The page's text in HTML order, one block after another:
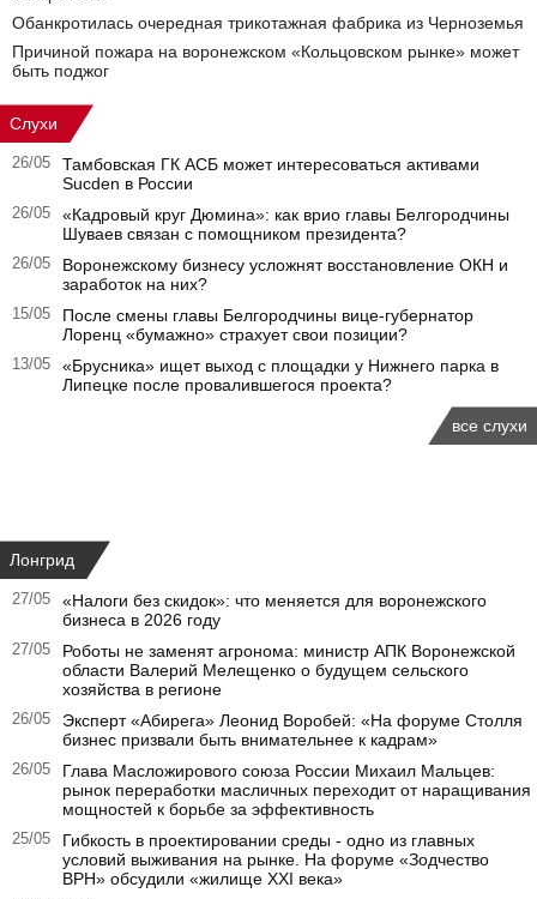
Обанкротилась очередная трикотажная фабрика из Черноземья
Причиной пожара на воронежском «Кольцовском рынке» может
быть поджог
Слухи
26/05
Тамбовская ГК АСБ может интересоваться активами
Sucden в России
26/05
«Кадровый круг Дюмина»: как врио главы Белгородчины
Шуваев связан с помощником президента?
26/05
Воронежскому бизнесу усложнят восстановление ОКН и
заработок на них?
15/05
После смены главы Белгородчины вице-губернатор
Лоренц «бумажно» страхует свои позиции?
13/05
«Брусника» ищет выход с площадки у Нижнего парка в
Липецке после провалившегося проекта?
все слухи
Лонгрид
27/05
«Налоги без скидок»: что меняется для воронежского
бизнеса в 2026 году
27/05
Роботы не заменят агронома: министр АПК Воронежской
области Валерий Мелещенко о будущем сельского
хозяйства в регионе
26/05
Эксперт «Абирега» Леонид Воробей: «На форуме Столля
бизнес призвали быть внимательнее к кадрам»
26/05
Глава Масложирового союза России Михаил Мальцев:
рынок переработки масличных переходит от наращивания
мощностей к борьбе за эффективность
25/05
Гибкость в проектировании среды - одно из главных
условий выживания на рынке. На форуме «Зодчество
ВРН» обсудили «жилище XXI века»